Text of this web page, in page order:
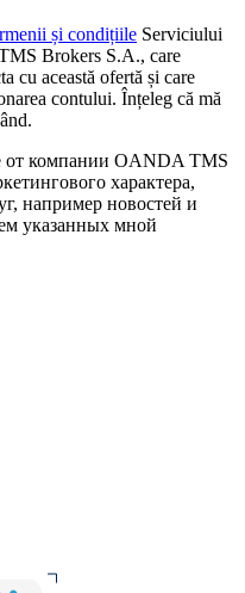
și condițiile Serviciului
Brokers S.A., care
cu această ofertă și care
contului. Înțeleg că mă
от компании OANDA TMS
характера,
например новостей и
указанных мной